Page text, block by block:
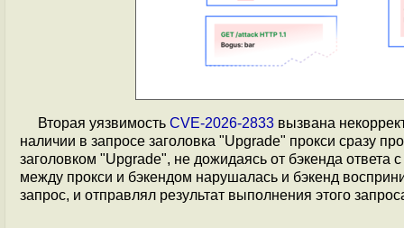
Вторая уязвимость CVE-2026-2833 вызвана
наличии в запросе заголовка "Upgrade" прокси сразу
заголовком "Upgrade", не дожидаясь от бэкенда ответа
между прокси и бэкендом нарушалась и бэкенд
запрос, и отправлял результат выполнения этого